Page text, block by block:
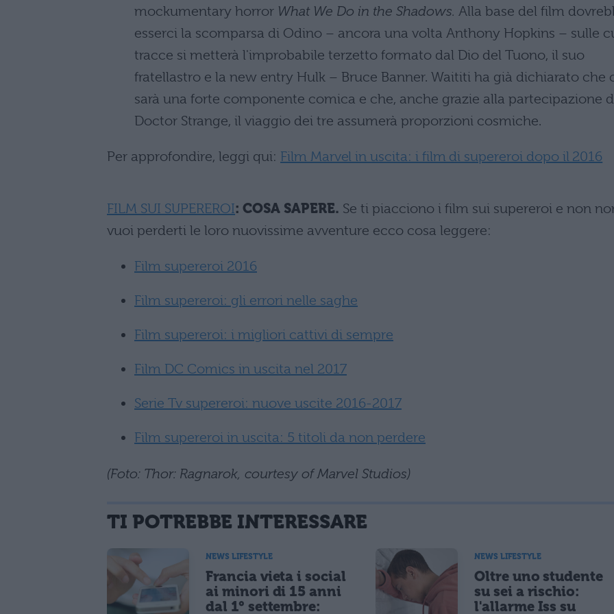
mockumentary horror What We Do in the Shadows. Alla base del film
esserci la scomparsa di Odino – ancora una volta Anthony Hopkins – sulle
tracce si metterà l'improbabile terzetto formato dal Dio del Tuono, il suo
fratellastro e la new entry Hulk – Bruce Banner. Waititi ha già dichiarato che
sarà una forte componente comica e che, anche grazie alla partecipazione
Doctor Strange, il viaggio dei tre assumerà proporzioni cosmiche.
Per approfondire, leggi qui: Film Marvel in uscita: i film di supereroi dopo il 2016
FILM SUI SUPEREROI: COSA SAPERE. Se ti piacciono i film sui supereroi e non
vuoi perderti le loro nuovissime avventure ecco cosa leggere:
Film supereroi 2016
Film supereroi: gli errori nelle saghe
Film supereroi: i migliori cattivi di sempre
Film DC Comics in uscita nel 2017
Serie Tv supereroi: nuove uscite 2016-2017
Film supereroi in uscita: 5 titoli da non perdere
(Foto: Thor: Ragnarok, courtesy of Marvel Studios)
TI POTREBBE INTERESSARE
NEWS LIFESTYLE
Francia vieta i social
ai minori di 15 anni
dal 1° settembre:
NEWS LIFESTYLE
Oltre uno studente
su sei a rischio:
l'allarme Iss su